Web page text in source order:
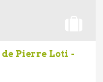
Pierre Loti -